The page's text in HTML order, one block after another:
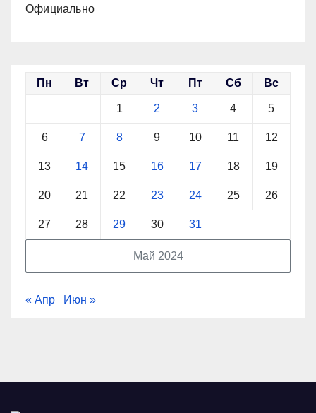
Официально
Май 2024
Пн Вт Ср Чт Пт Сб Вс
1 2 3 4 5
6 7 8 9 10 11 12
13 14 15 16 17 18 19
20 21 22 23 24 25 26
27 28 29 30 31
« Апр Июн »